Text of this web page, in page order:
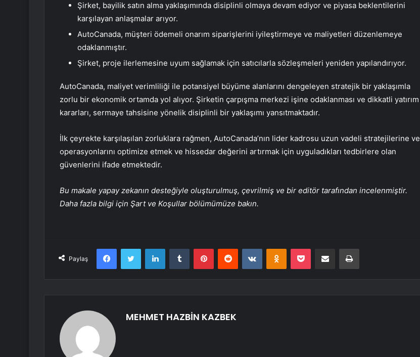
Şirket, bayilik satın alma yaklaşımında disiplinli olmaya devam ediyor ve piyasa beklentilerini
karşılayan anlaşmalar arıyor.
AutoCanada, müşteri ödemeli onarım siparişlerini iyileştirmeye ve maliyetleri düzenlemeye
odaklanmıştır.
Şirket, proje ilerlemesine uyum sağlamak için satıcılarla sözleşmeleri yeniden yapılandırıyor.
AutoCanada, maliyet verimliliği ile potansiyel büyüme alanlarını dengeleyen stratejik bir yaklaşımla
zorlu bir ekonomik ortamda yol alıyor. Şirketin çarpışma merkezi işine odaklanması ve dikkatli yatırım
kararları, sermaye tahsisine yönelik disiplinli bir yaklaşımı yansıtmaktadır.
İlk çeyrekte karşılaşılan zorluklara rağmen, AutoCanada’nın lider kadrosu uzun vadeli stratejilerine ve
operasyonlarını optimize etmek ve hissedar değerini artırmak için uyguladıkları tedbirlere olan
güvenlerini ifade etmektedir.
Bu makale yapay zekanın desteğiyle oluşturulmuş, çevrilmiş ve bir editör tarafından incelenmiştir.
Daha fazla bilgi için Şart ve Koşullar bölümümüze bakın.
Paylaş
FacebookTwitter LinkedInTumblr PinterestReddit VKontakteOdnoklassniki
Pocket E-Posta ile paylaş Yazdır
MEHMET HAZBİN KAZBEK